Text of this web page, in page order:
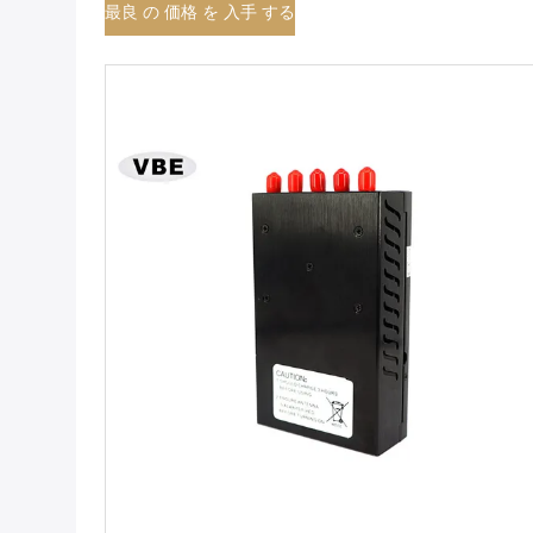
最良 の 価格 を 入手 する